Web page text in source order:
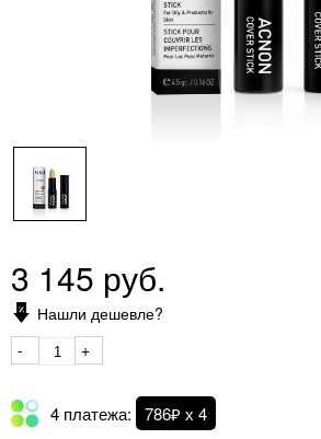
3 145 руб.
Нашли дешевле?
-
+
4 платежа: 786₽ х 4